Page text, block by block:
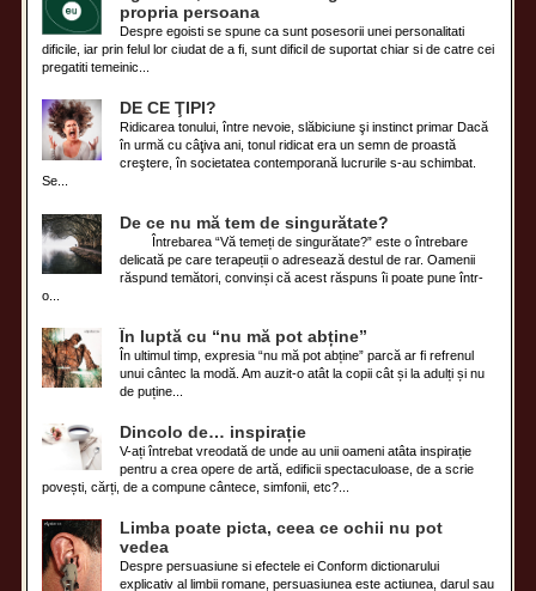
propria persoana
Despre egoisti se spune ca sunt posesorii unei personalitati
dificile, iar prin felul lor ciudat de a fi, sunt dificil de suportat chiar si de catre cei
pregatiti temeinic...
DE CE ŢIPI?
Ridicarea tonului, între nevoie, slăbiciune şi instinct primar Dacă
în urmă cu câţiva ani, tonul ridicat era un semn de proastă
creştere, în societatea contemporană lucrurile s-au schimbat.
Se...
De ce nu mă tem de singurătate?
Întrebarea “Vă temeți de singurătate?” este o întrebare
delicată pe care terapeuții o adresează destul de rar. Oamenii
răspund temători, convinși că acest răspuns îi poate pune într-
o...
În luptă cu “nu mă pot abține”
În ultimul timp, expresia “nu mă pot abține” parcă ar fi refrenul
unui cântec la modă. Am auzit-o atât la copii cât și la adulți și nu
de puține...
Dincolo de… inspirație
V-ați întrebat vreodată de unde au unii oameni atâta inspirație
pentru a crea opere de artă, edificii spectaculoase, de a scrie
povești, cărți, de a compune cântece, simfonii, etc?...
Limba poate picta, ceea ce ochii nu pot
vedea
Despre persuasiune si efectele ei Conform dictionarului
explicativ al limbii romane, persuasiunea este actiunea, darul sau